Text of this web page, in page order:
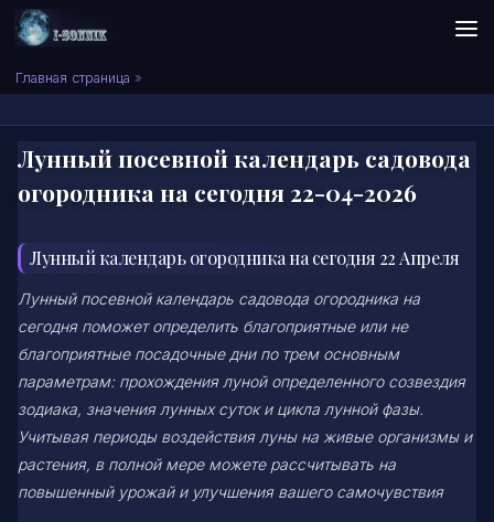
Skip to content
Сонник I-SONNIK.COM
Главная страница »
Лунный посевной календарь садовода
огородника на сегодня 22-04-2026
Лунный календарь огородника на сегодня 22 Апреля
Лунный посевной календарь садовода огородника на
сегодня поможет определить благоприятные или не
благоприятные посадочные дни по трем основным
параметрам: прохождения луной определенного созвездия
зодиака, значения лунных суток и цикла лунной фазы.
Учитывая периоды воздействия луны на живые организмы и
растения, в полной мере можете рассчитывать на
повышенный урожай и улучшения вашего самочувствия